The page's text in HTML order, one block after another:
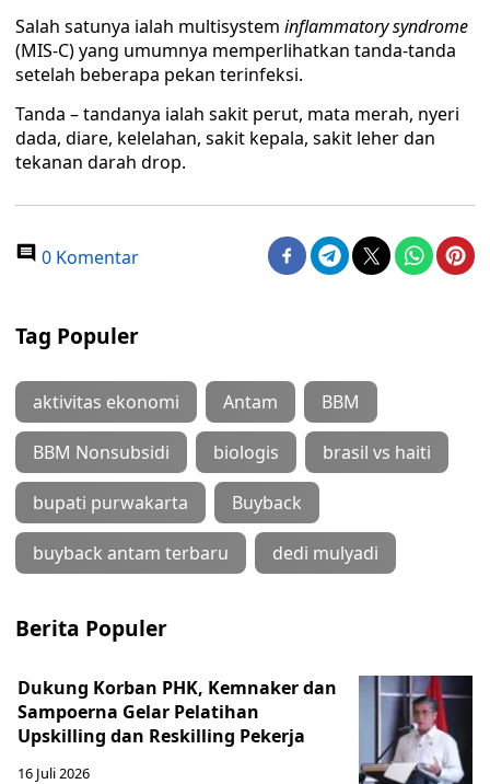
Salah satunya ialah multisystem inflammatorysyndrome
(MIS-C) yang umumnya memperlihatkan tanda-tanda
setelah beberapa pekan terinfeksi.
Tanda – tandanya ialah sakit perut, mata merah, nyeri
dada, diare, kelelahan, sakit kepala, sakit leher dan
tekanan darah drop.
0 Komentar
Tag Populer
aktivitas ekonomi Antam BBM
BBM Nonsubsidi biologis brasil vs haiti
bupati purwakarta Buyback
buyback antam terbaru dedi mulyadi
Berita Populer
Dukung Korban PHK, Kemnaker dan
Sampoerna Gelar Pelatihan
Upskilling dan Reskilling Pekerja
16 Juli 2026